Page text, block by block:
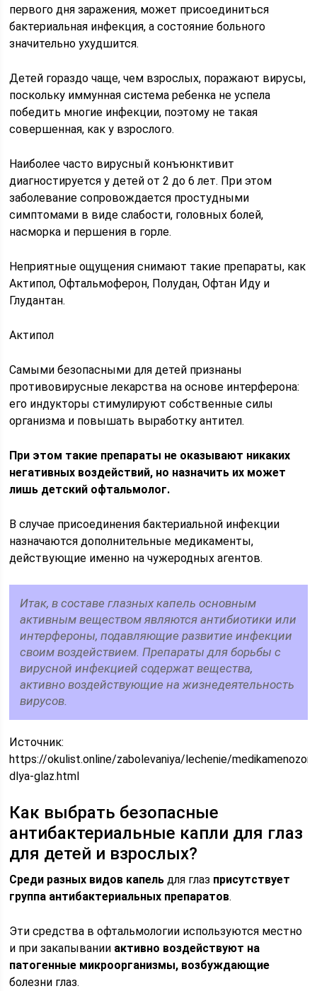
первого дня заражения, может присоединиться
бактериальная инфекция, а состояние больного
значительно ухудшится.
Детей гораздо чаще, чем взрослых, поражают вирусы,
поскольку иммунная система ребенка не успела
победить многие инфекции, поэтому не такая
совершенная, как у взрослого.
Наиболее часто вирусный конъюнктивит
диагностируется у детей от 2 до 6 лет. При этом
заболевание сопровождается простудными
симптомами в виде слабости, головных болей,
насморка и першения в горле.
Неприятные ощущения снимают такие препараты, как
Актипол, Офтальмоферон, Полудан, Офтан Иду и
Глудантан.
Актипол
Самыми безопасными для детей признаны
противовирусные лекарства на основе интерферона:
его индукторы стимулируют собственные силы
организма и повышать выработку антител.
При этом такие препараты не оказывают никаких
негативных воздействий, но назначить их может
лишь детский офтальмолог.
В случае присоединения бактериальной инфекции
назначаются дополнительные медикаменты,
действующие именно на чужеродных агентов.
Итак, в составе глазных капель основным
активным веществом являются антибиотики или
интерфероны, подавляющие развитие инфекции
своим воздействием. Препараты для борьбы с
вирусной инфекцией содержат вещества,
активно воздействующие на жизнедеятельность
вирусов.
Источник:
https://okulist.online/zabolevaniya/lechenie/
dlya-glaz.html
Как выбрать безопасные
антибактериальные капли для глаз
для детей и взрослых?
Среди разных видов капель для глаз присутствует
группа антибактериальных препаратов.
Эти средства в офтальмологии используются местно
и при закапывании активно воздействуют на
патогенные микроорганизмы, возбуждающие
болезни глаз.